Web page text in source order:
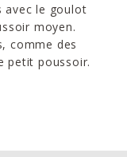
avec le goulot
moyen.
comme des
petit poussoir.